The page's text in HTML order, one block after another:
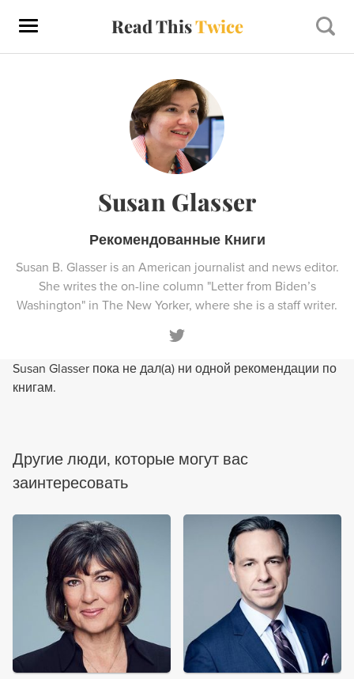
Read ThisTwice
Susan Glasser
Рекомендованные Книги
Susan B. Glasser is an American journalist and news editor.
She writes the on-line column "Letter from Biden’s
Washington" in The New Yorker, where she is a staff writer.
Susan Glasser пока не дал(а) ни одной рекомендации по
книгам.
Другие люди, которые могут вас
заинтересовать